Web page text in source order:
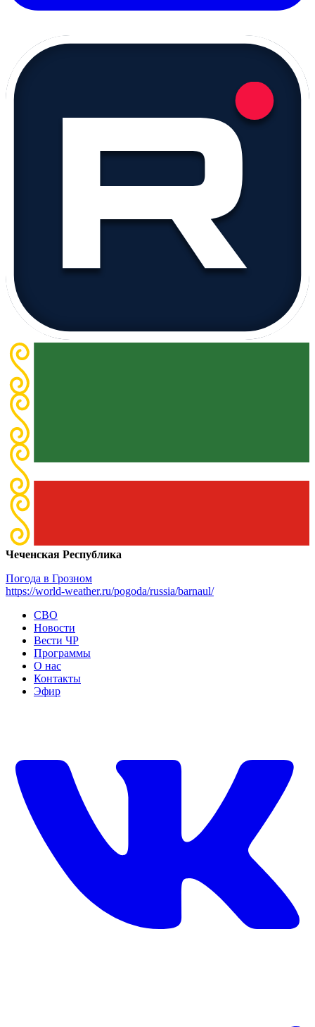
Чеченская Республика
Погода в Грозном
https://world-weather.ru/pogoda/russia/barnaul/
СВО
Новости
Вести ЧР
Программы
О нас
Контакты
Эфир